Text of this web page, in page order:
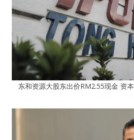
东和资源大股东出价RM2.55现金 资